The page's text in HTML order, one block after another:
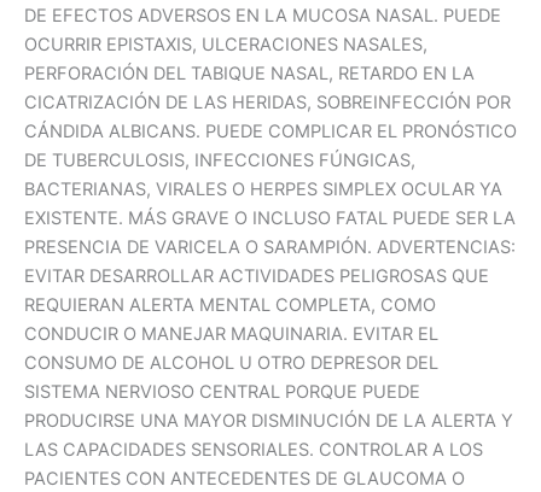
DE EFECTOS ADVERSOS EN LA MUCOSA NASAL. PUEDE
OCURRIR EPISTAXIS, ULCERACIONES NASALES,
PERFORACIÓN DEL TABIQUE NASAL, RETARDO EN LA
CICATRIZACIÓN DE LAS HERIDAS, SOBREINFECCIÓN POR
CÁNDIDA ALBICANS. PUEDE COMPLICAR EL PRONÓSTICO
DE TUBERCULOSIS, INFECCIONES FÚNGICAS,
BACTERIANAS, VIRALES O HERPES SIMPLEX OCULAR YA
EXISTENTE. MÁS GRAVE O INCLUSO FATAL PUEDE SER LA
PRESENCIA DE VARICELA O SARAMPIÓN. ADVERTENCIAS:
EVITAR DESARROLLAR ACTIVIDADES PELIGROSAS QUE
REQUIERAN ALERTA MENTAL COMPLETA, COMO
CONDUCIR O MANEJAR MAQUINARIA. EVITAR EL
CONSUMO DE ALCOHOL U OTRO DEPRESOR DEL
SISTEMA NERVIOSO CENTRAL PORQUE PUEDE
PRODUCIRSE UNA MAYOR DISMINUCIÓN DE LA ALERTA Y
LAS CAPACIDADES SENSORIALES. CONTROLAR A LOS
PACIENTES CON ANTECEDENTES DE GLAUCOMA O